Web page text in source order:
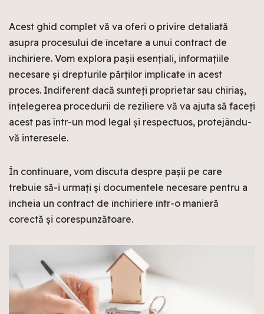
Acest ghid complet vă va oferi o privire detaliată
asupra procesului de încetare a unui contract de
închiriere. Vom explora pașii esențiali, informațiile
necesare și drepturile părților implicate în acest
proces. Indiferent dacă sunteți proprietar sau chiriaș,
înțelegerea procedurii de reziliere vă va ajuta să faceți
acest pas într-un mod legal și respectuos, protejându-
vă interesele.
În continuare, vom discuta despre pașii pe care
trebuie să-i urmați și documentele necesare pentru a
încheia un contract de închiriere într-o manieră
corectă și corespunzătoare.